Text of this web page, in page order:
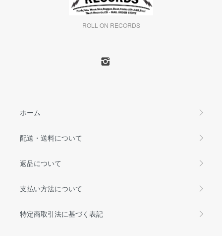
ROLL ON RECORDS
ホーム
配送・送料について
返品について
支払い方法について
特定商取引法に基づく表記